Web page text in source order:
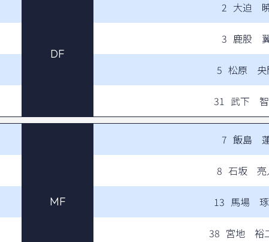
DF
2 大迫
3 鹿股
5 松原 央
31 武下
MF
7 飯島
8 石坂 亮
13 馬場
38 宮地 裕